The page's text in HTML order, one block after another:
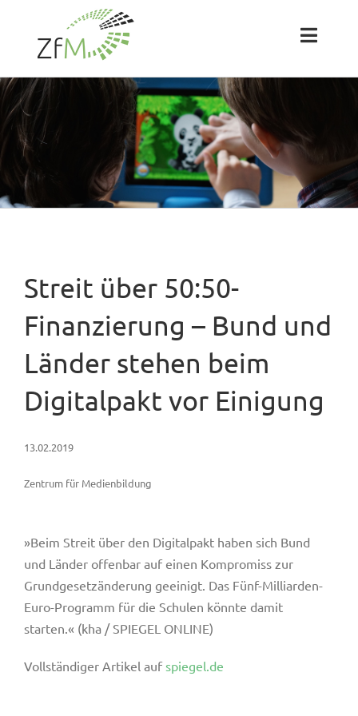
springen
Toggle
Team
Projekte
Streit über 50:50-
Finanzierung – Bund und
Länder stehen beim
Digitalpakt vor Einigung
13.02.2019
Zentrum für Medienbildung
»Beim Streit über den Digitalpakt haben sich Bund
und Länder offenbar auf einen Kompromiss zur
Grundgesetzänderung geeinigt. Das Fünf-Milliarden-
Euro-Programm für die Schulen könnte damit
starten.« (kha / SPIEGEL ONLINE)
Vollständiger Artikel auf spiegel.de